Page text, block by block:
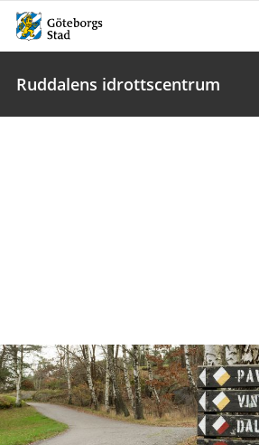
Ruddalens idrottscentrum